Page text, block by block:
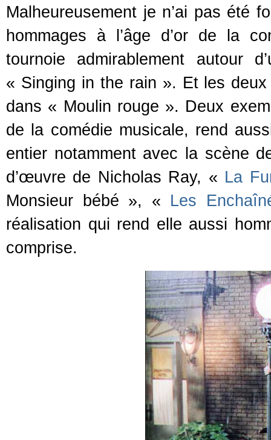
Malheureusement je n’ai pas été
hommages à l’âge d’or de la
tournoie admirablement autour
« Singing in the rain ». Et les
dans « Moulin rouge ». Deux
de la comédie musicale, rend
entier notamment avec la scène
d’œuvre de Nicholas Ray, « La
Monsieur bébé », « Les
réalisation qui rend elle aussi
comprise.